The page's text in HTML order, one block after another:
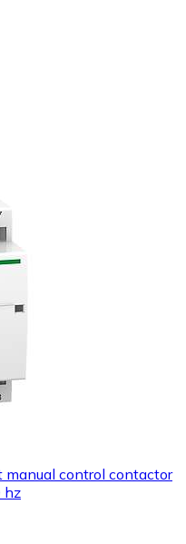
control contactor
hz